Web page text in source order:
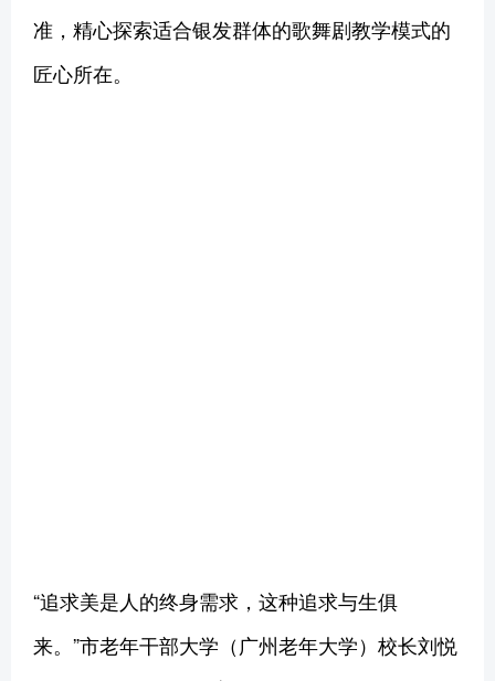
准，精心探索适合银发群体的歌舞剧教学模式的
匠心所在。
“追求美是人的终身需求，这种追求与生俱
来。”市老年干部大学（广州老年大学）校长刘悦